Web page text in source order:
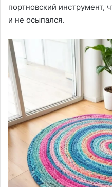
портновский инструмент,
и не осыпался.